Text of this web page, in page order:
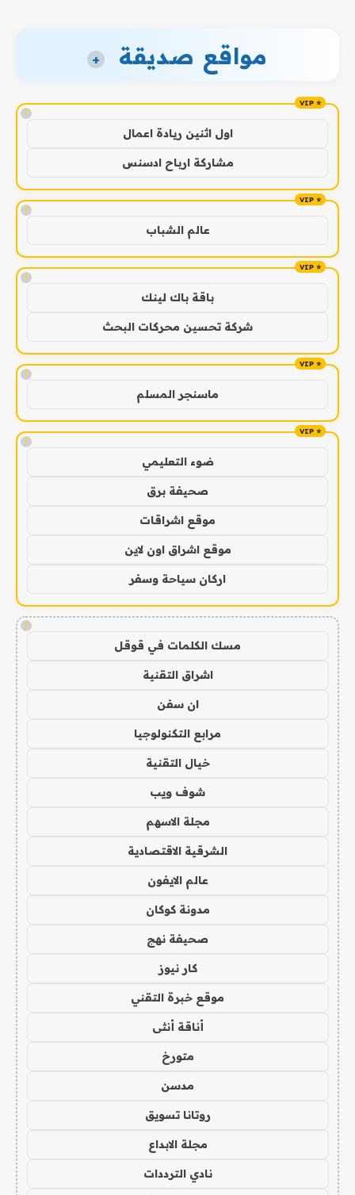
مواقع صديقة +
!
اول اثنين ريادة اعمال
مشاركة ارباح ادسنس
!
عالم الشباب
!
باقة باك لينك
شركة تحسين محركات البحث
!
ماسنجر المسلم
!
ضوء التعليمي
صحيفة برق
موقع اشراقات
موقع اشراق اون لاين
اركان سياحة وسفر
!
مسك الكلمات في قوقل
اشراق التقنية
ان سفن
مرابع التكنولوجيا
خيال التقنية
شوف ويب
مجلة الاسهم
الشرقية الاقتصادية
عالم الايفون
مدونة كوكان
صحيفة نهج
كار نيوز
موقع خبرة التقني
أناقة أنثى
متورخ
مدسن
روتانا تسويق
مجلة الابداع
نادي الترددات